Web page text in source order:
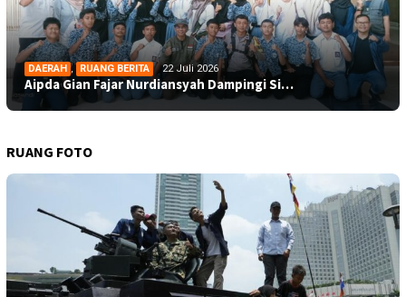
DAERAH , RUANG BERITA 22 Juli 2026
Aipda Gian Fajar Nurdiansyah Dampingi Si…
RUANG FOTO